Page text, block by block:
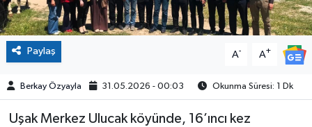
Paylaş A- A+
Berkay Özyayla 31.05.2026 - 00:03 Okunma Süresi: 1 Dk
Uşak Merkez Ulucak köyünde, 16’ıncı kez